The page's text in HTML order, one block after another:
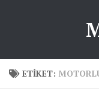
ETIKET: